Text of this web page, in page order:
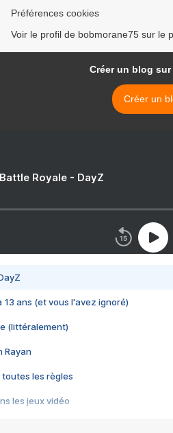
Préférences cookies
Voir le profil de bobmorane75 sur le
Créer un blog
Créer un
Royale - DayZ
13 ans (et vous l'avez ignoré)
(littéralement)
Rayan
toutes les règles
les jeux vidéo